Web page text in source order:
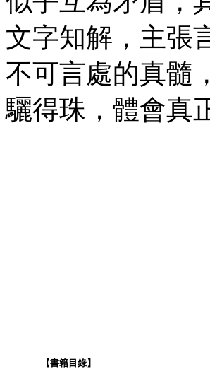
文字知解，主張
不可言處的真髓
驪得珠，體會真
【書籍目錄】